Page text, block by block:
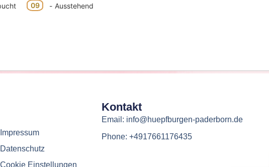
09 - Ausstehend
Impressum
Datenschutz
Cookie Einstellungen
Kontakt
Email: info@huepfburgen-paderborn.de
Phone: +4917661176435